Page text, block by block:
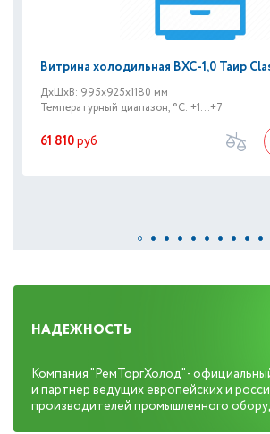
Витрина холодильная ВХС-1,0 Таир
ДxШxВ: 995x925x1180 мм
Температурный диапазон, °C: +1...+7
61 810руб
НАДЕЖНОСТЬ
Компания "РемТоргХолод" -
и партнер ведущих европейских и
производителей промышленного